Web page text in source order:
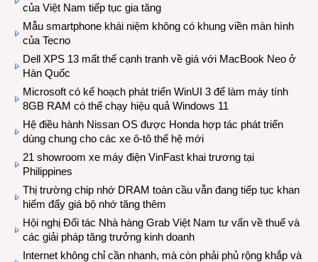
của Việt Nam tiếp tục gia tăng
Mẫu smartphone khái niệm không có khung viền màn hình
của Tecno
Dell XPS 13 mất thế cạnh tranh về giá với MacBook Neo ở
Hàn Quốc
Microsoft có kế hoạch phát triển WinUI 3 để làm máy tính
8GB RAM có thể chạy hiệu quả Windows 11
Hệ điều hành Nissan OS được Honda hợp tác phát triển
dùng chung cho các xe ô-tô thế hệ mới
21 showroom xe máy điện VinFast khai trương tại
Philippines
Thị trường chip nhớ DRAM toàn cầu vẫn đang tiếp tục khan
hiếm đẩy giá bộ nhớ tăng thêm
Hội nghị Đối tác Nhà hàng Grab Việt Nam tư vấn về thuế và
các giải pháp tăng trưởng kinh doanh
Internet không chỉ cần nhanh, mà còn phải phủ rộng khắp và